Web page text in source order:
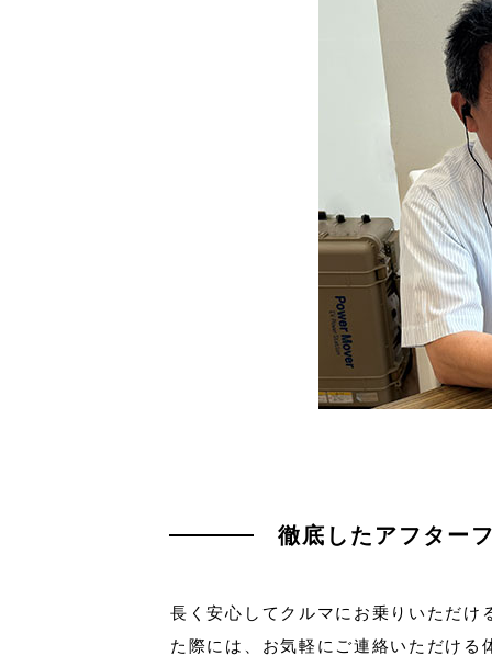
徹底したアフター
長く安心してクルマにお乗りいただ
た際には、お気軽にご連絡いただける